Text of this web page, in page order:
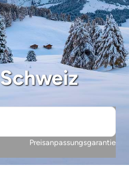
Schweiz
Preisanpassungsgarantie